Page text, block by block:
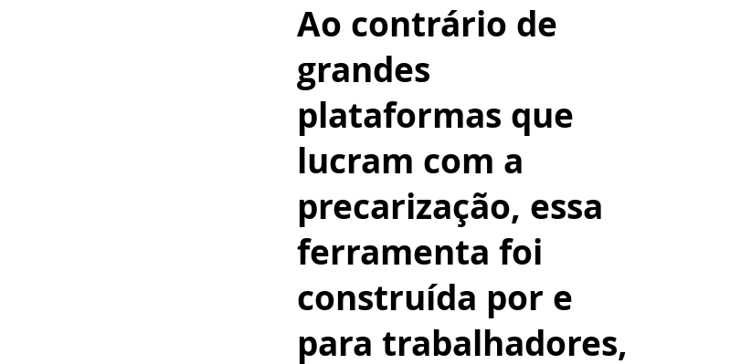
Ao contrário de
grandes
plataformas que
lucram com a
precarização, essa
ferramenta foi
construída por e
para trabalhadores,